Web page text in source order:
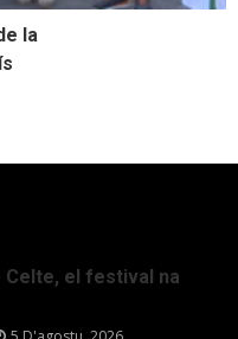
la
Celte, el festival na